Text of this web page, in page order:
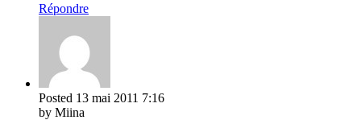
Répondre
Posted 13 mai 2011 7:16
by Miina